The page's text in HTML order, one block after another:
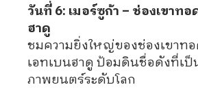
วันที่ 6: เมอร์ซูก้า – ช่องเขาทอ
ฮาดู
ชมความยิ่งใหญ่ของช่องเขาทอ
เอทเบนฮาดู ป้อมดินชื่อดังที่เป็
ภาพยนตร์ระดับโลก